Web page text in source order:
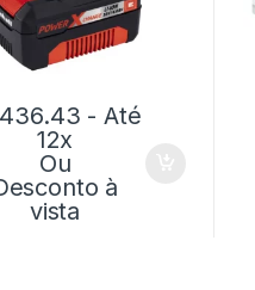
436.43 - Até
12x
Ou
à
vista